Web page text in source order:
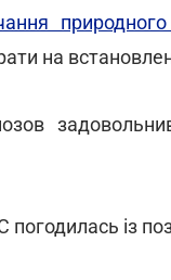
на
із